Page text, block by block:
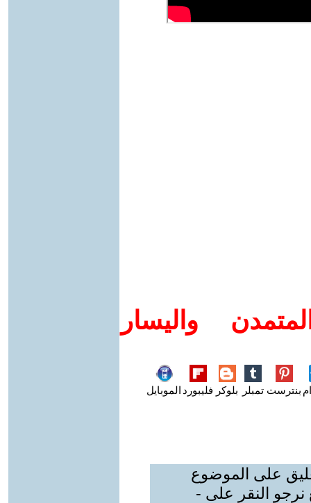
واليسار
بنترست تمبلر بلوكر فليبورد الموبايل
على الموضوع
نرجو النقر على -